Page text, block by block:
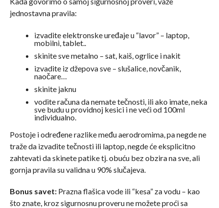
jednostavna pravila:
izvadite elektronske uređaje u “lavor” – laptop,
mobilni, tablet..
skinite sve metalno – sat, kaiš, ogrlice i nakit
izvadite iz džepova sve – slušalice, novčanik,
naočare…
skinite jaknu
vodite računa da nemate tečnosti, ili ako imate, neka
sve budu u providnoj kesici i ne veći od 100ml
individualno.
Postoje i određene razlike među aerodromima, pa negde ne
traže da izvadite tečnosti ili laptop, negde će eksplicitno
zahtevati da skinete patike tj. obuću bez obzira na sve, ali
gornja pravila su validna u 90% slučajeva.
Bonus savet:Prazna flašica vode ili “kesa” za vodu – kao
što znate, kroz sigurnosnu proveru ne možete proći sa